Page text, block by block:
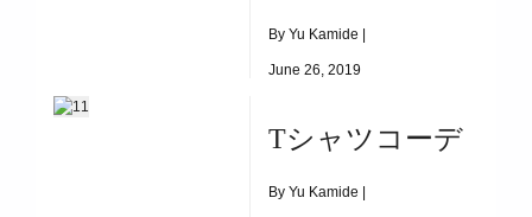
By Yu Kamide |
June 26, 2019
|10834
Tシャツコーデ
By Yu Kamide |